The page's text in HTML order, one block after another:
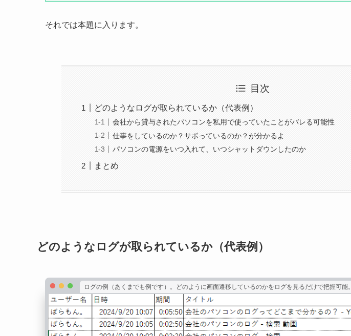
それでは本題に入ります。
目次
どのようなログが取られているか（代表例）
会社から貸与されたパソコンを私用で使っていたことがバレる可能性
仕事をしているのか？サボっているのか？が分かるよ
パソコンの電源をいつ入れて、いつシャットダウンしたのか
まとめ
どのようなログが取られているか（代表例）
ログの例（あくまでも例です）。どのように画面遷移しているのかをログを見るだけで把握可能。